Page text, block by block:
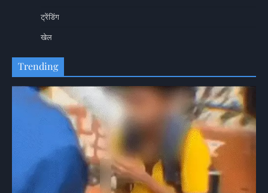
ट्रेंडिंग
खेल
Trending